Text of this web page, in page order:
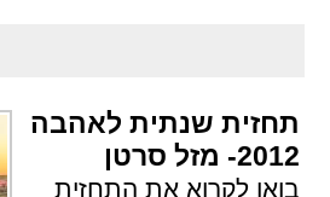
תחזית שנתית לאהבה
2012- מזל סרטן
בואו לקרוא את התחזית